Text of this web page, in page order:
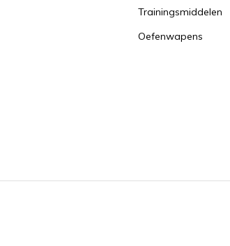
Trainingsmiddelen
Oefenwapens